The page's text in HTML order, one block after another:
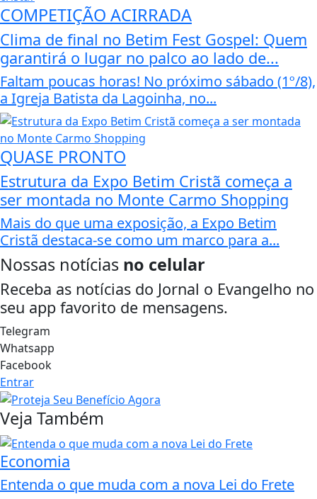
COMPETIÇÃO ACIRRADA
Clima de final no Betim Fest Gospel: Quem
garantirá o lugar no palco ao lado de...
Faltam poucas horas! No próximo sábado (1º/8),
a Igreja Batista da Lagoinha, no...
QUASE PRONTO
Estrutura da Expo Betim Cristã começa a
ser montada no Monte Carmo Shopping
Mais do que uma exposição, a Expo Betim
Cristã destaca-se como um marco para a...
Nossas notícias no celular
Receba as notícias do Jornal o Evangelho no
seu app favorito de mensagens.
Telegram
Whatsapp
Facebook
Entrar
Veja Também
Economia
Entenda o que muda com a nova Lei do Frete